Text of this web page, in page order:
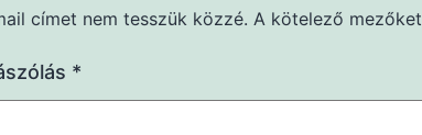
címet nem tesszük közzé. A kötelező mezőket
*